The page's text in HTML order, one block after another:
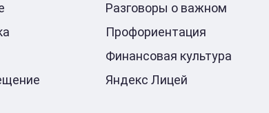
Разговоры о важном
Профориентация
Финансовая культура
Яндекс Лицей